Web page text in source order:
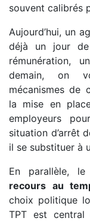
souvent calibrés
Aujourd’hui, un
déjà un jour
rémunération,
demain, on
mécanismes de
la mise en
employeurs
situation d’arrêt
il se substituer à
En parallèle, le
recours au
choix politique
TPT est central